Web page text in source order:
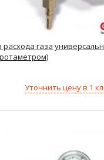
расхода газа
Уточнить цену в 1